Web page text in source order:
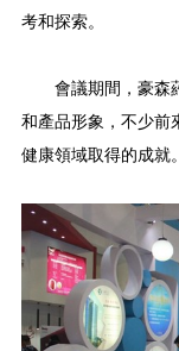
考和探索。
會議期間，豪森
和產品形象，不少前
健康領域取得的成就。